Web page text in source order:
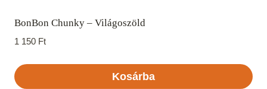
BonBon Chunky – Világoszöld
1 150 Ft
Kosárba